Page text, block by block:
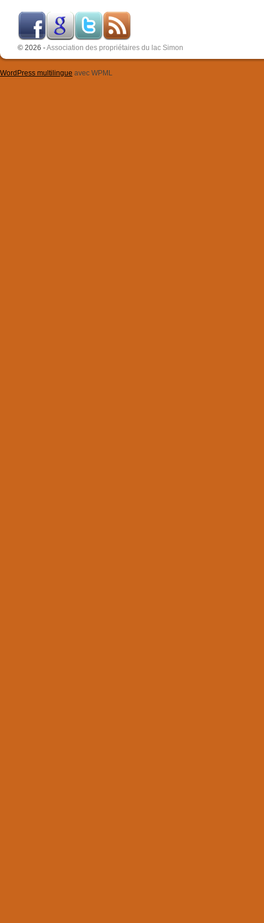
© 2026 -Association des propriétaires du lac Simon
WordPress multilingue avec WPML